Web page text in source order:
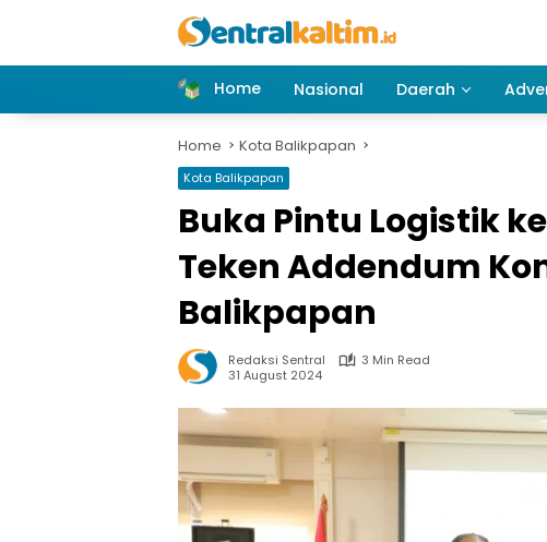
Home
Nasional Daerah
Home Kota Balikpapan
Kota Balikpapan
Buka Pintu Logistik
Teken Addendum
Balikpapan
Redaksi Sentral
3 Min Read
31 August 2024